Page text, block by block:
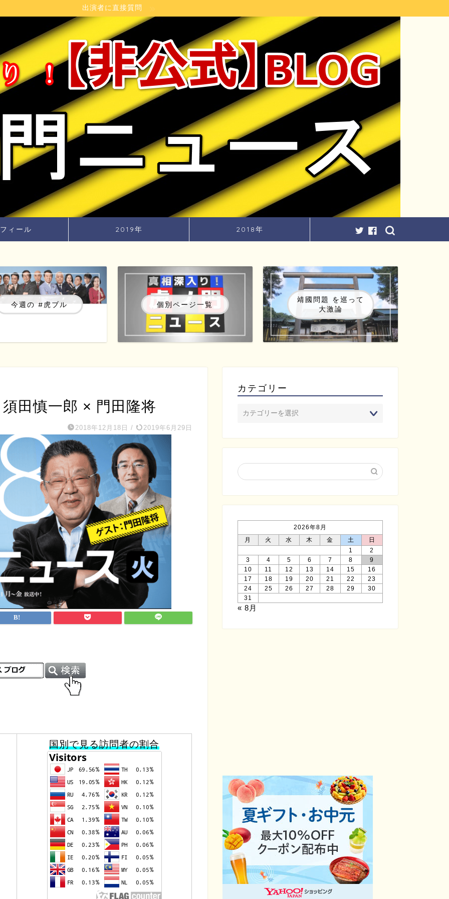
出演者に直接質問
ィール 2019年 2018年
今週の #虎ブル 個別ページ一覧
靖國問題 を巡って
大激論
田慎一郎 × 門田隆将
2018年12月18日 / 2019年6月29日
国別で見る訪問者の割合
カテゴリー
2026年8月
月
火 水 木 金 土
日
1
2
3
4 5 6 7 8
9
10
11 12 13 14 15
16
17
18 19 20 21 22
23
24
25 26 27 28 29
30
31
« 8月